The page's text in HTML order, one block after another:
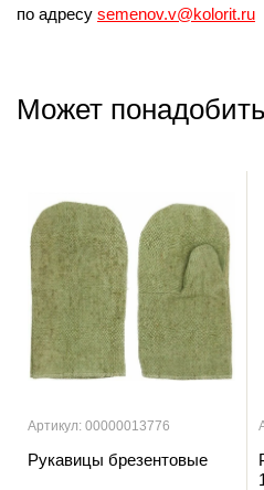
по адресу semenov.v@kolorit.ru
Может
Артикул: 00000013776
Рукавицы брезентовые